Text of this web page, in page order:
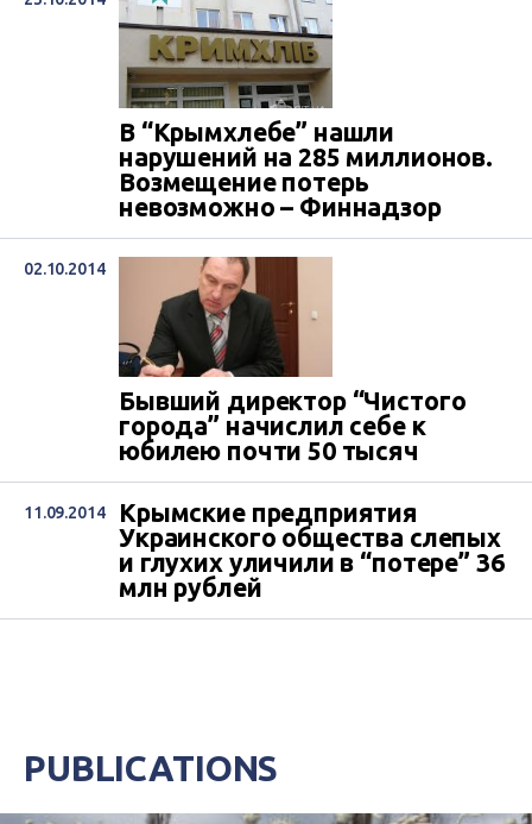
В “Крымхлебе” нашли
нарушений на 285 миллионов.
Возмещение потерь
невозможно – Финнадзор
02.10.2014
Бывший директор “Чистого
города” начислил себе к
юбилею почти 50 тысяч
11.09.2014
Крымские предприятия
Украинского общества слепых
и глухих уличили в “потере” 36
млн рублей
PUBLICATIONS